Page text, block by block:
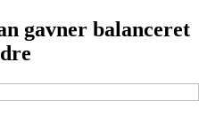
gavner balanceret